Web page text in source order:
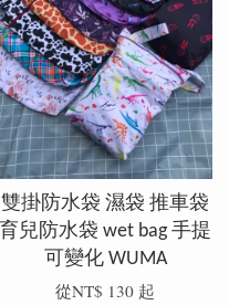
雙掛防水袋 濕袋 推車袋
育兒防水袋 wet bag 手提
可變化 WUMA
從NT$ 130 起